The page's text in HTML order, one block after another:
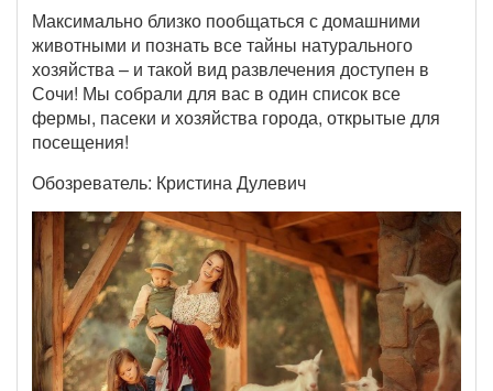
Максимально близко пообщаться с домашними
животными и познать все тайны натурального
хозяйства – и такой вид развлечения доступен в
Сочи! Мы собрали для вас в один список все
фермы, пасеки и хозяйства города, открытые для
посещения!
Обозреватель: Кристина Дулевич